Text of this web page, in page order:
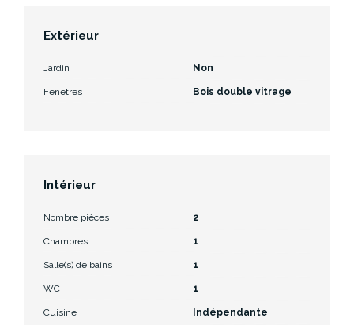
Extérieur
Jardin Non
Fenêtres Bois double vitrage
Intérieur
Nombre pièces 2
Chambres 1
Salle(s) de bains 1
WC 1
Cuisine Indépendante